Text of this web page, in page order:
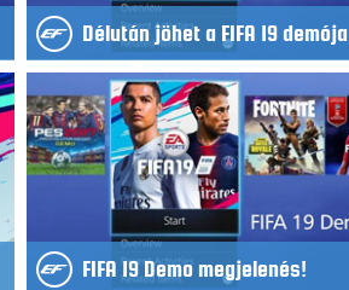
Délután jöhet a FIFA 19 demója
FIFA 19 Demo megjelenés!